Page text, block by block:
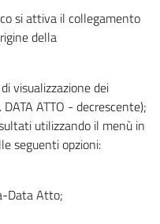
si attiva il collegamento
della
visualizzazione dei
ATTO - decrescente);
utilizzando il menù in
seguenti opzioni:
Data Atto;